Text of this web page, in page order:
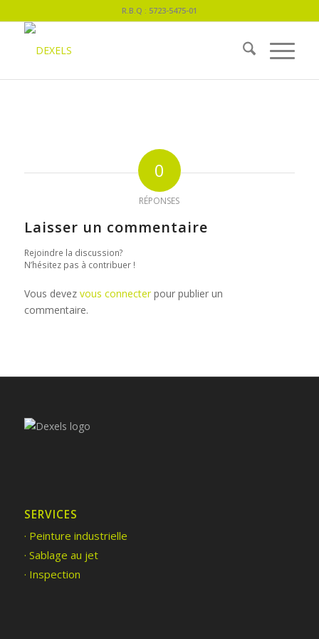
R.B.Q : 5723-5475-01
0
RÉPONSES
Laisser un commentaire
Rejoindre la discussion?
N’hésitez pas à contribuer !
Vous devez vous connecterpour publier un
commentaire.
SERVICES
· Peinture industrielle
· Sablage au jet
· Inspection